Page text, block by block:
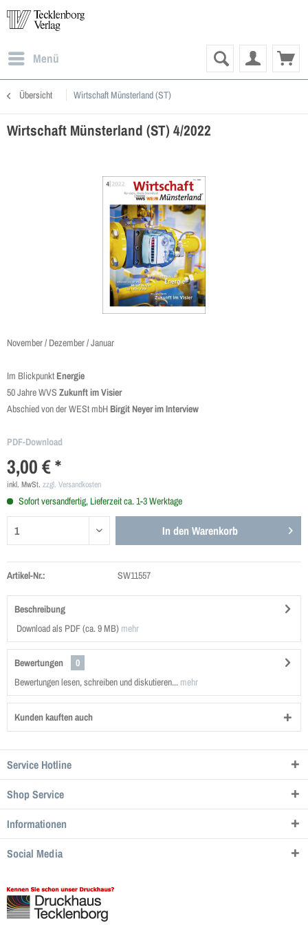
Menü
Übersicht Wirtschaft Münsterland (ST)
Wirtschaft Münsterland (ST) 4/2022
November / Dezember / Januar
Im Blickpunkt Energie
50 Jahre WVS Zukunft im Visier
Abschied von der WESt mbH Birgit Neyer im Interview
PDF-Download
3,00 € *
inkl. MwSt. zzgl. Versandkosten
Sofort versandfertig, Lieferzeit ca. 1-3 Werktage
In den Warenkorb
Artikel-Nr.: SW11557
Beschreibung
Download als PDF (ca. 9 MB) mehr
Bewertungen
0
Bewertungen lesen, schreiben und diskutieren... mehr
Kunden kauften auch
Service Hotline
Shop Service
Informationen
Social Media